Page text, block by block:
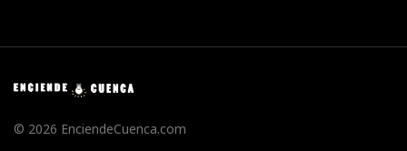
© 2026 EnciendeCuenca.com